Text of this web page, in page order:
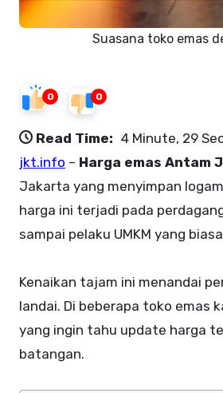
Suasana toko emas
0 0
Read Time: 4 Minute, 29
jkt.info – Harga emas Antam
Jakarta yang menyimpan
harga ini terjadi pada
sampai pelaku UMKM yang
Kenaikan tajam ini menandai
landai. Di beberapa toko emas
yang ingin tahu update harga
batangan.